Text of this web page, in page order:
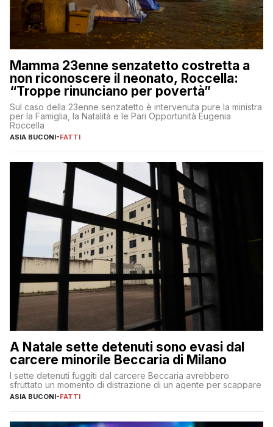
Mamma 23enne senzatetto costretta a
non riconoscere il neonato, Roccella:
“Troppe rinunciano per povertà”
Sul caso della 23enne senzatetto è intervenuta pure la ministra
per la Famiglia, la Natalità e le Pari Opportunità Eugenia
Roccella
ASIA BUCONI-FATTI
A Natale sette detenuti sono evasi dal
carcere minorile Beccaria di Milano
I sette detenuti fuggiti dal carcere Beccaria avrebbero
sfruttato un momento di distrazione di un agente per scappare
ASIA BUCONI-FATTI